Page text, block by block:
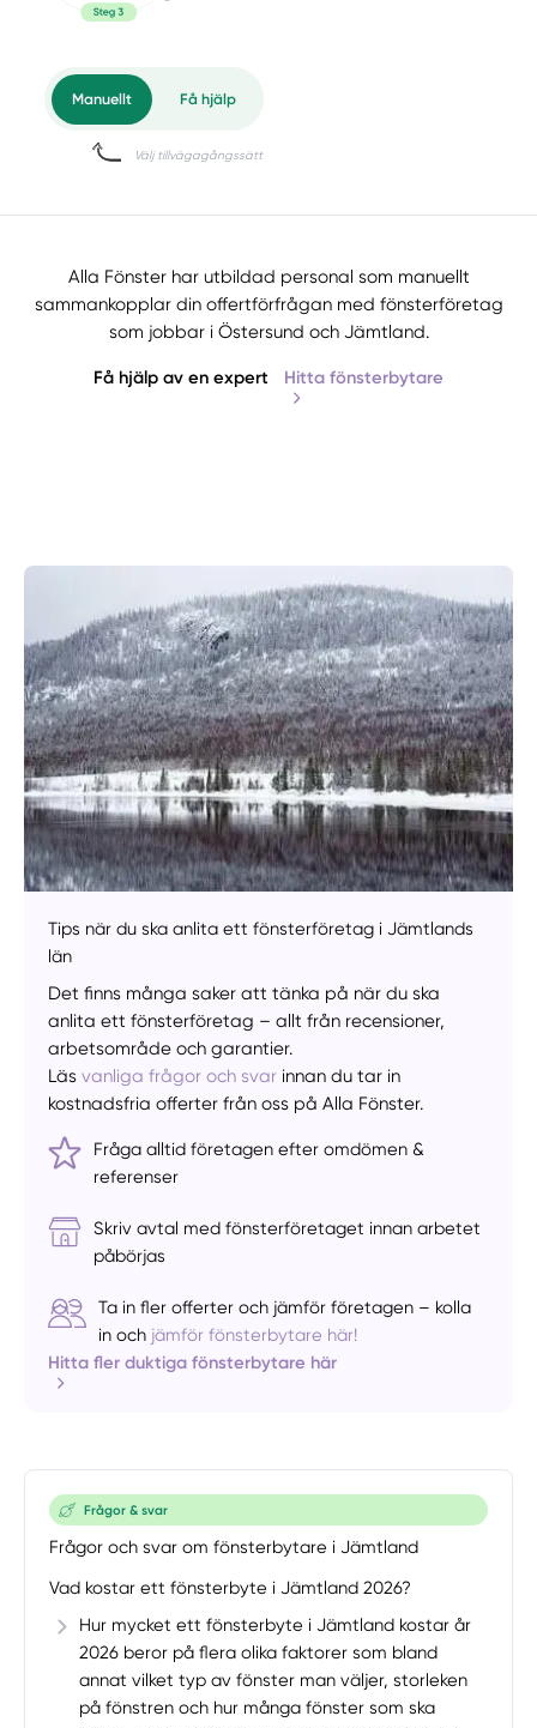
Manuellt Få hjälp
Välj tillvägagångssätt
Alla Fönster har utbildad personal som manuellt
sammankopplar din offertförfrågan med fönsterföretag
som jobbar i Östersund och Jämtland.
Få hjälp av en expert Hitta fönsterbytare
Tips när du ska anlita ett fönsterföretag i Jämtlands
län
Det finns många saker att tänka på när du ska
anlita ett fönsterföretag – allt från recensioner,
arbetsområde och garantier.
Läsvanliga frågor och svar innan du tar in
kostnadsfria offerter från oss på Alla Fönster.
Fråga alltid företagen efter omdömen &
referenser
Skriv avtal med fönsterföretaget innan arbetet
påbörjas
Ta in fler offerter och jämför företagen – kolla
in och jämför fönsterbytare här!
Hitta fler duktiga fönsterbytare här
Frågor & svar
Frågor och svar om fönsterbytare i Jämtland
Vad kostar ett fönsterbyte i Jämtland 2026?
Hur mycket ett fönsterbyte i Jämtland kostar år
2026 beror på flera olika faktorer som bland
annat vilket typ av fönster man väljer, storleken
på fönstren och hur många fönster som ska